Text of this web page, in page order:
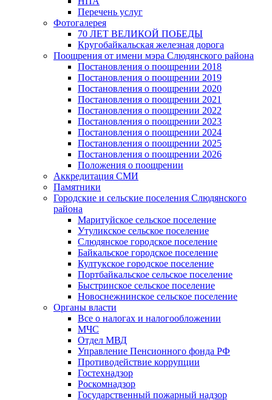
Перечень услуг
Фотогалерея
70 ЛЕТ ВЕЛИКОЙ ПОБЕДЫ
Кругобайкальская железная дорога
Поощрения от имени мэра Слюдянского района
Постановления о поощрении 2018
Постановления о поощрении 2019
Постановления о поощрении 2020
Постановления о поощрении 2021
Постановления о поощрении 2022
Постановления о поощрении 2023
Постановления о поощрении 2024
Постановления о поощрении 2025
Постановления о поощрении 2026
Положения о поощрении
Аккредитация СМИ
Памятники
Городские и сельские поселения Слюдянского
района
Маритуйское сельское поселение
Утуликское сельское поселение
Слюдянское городское поселение
Байкальское городское поселение
Култукское городское поселение
Портбайкальское сельское поселение
Быстринское сельское поселение
Новоснежнинское сельское поселение
Органы власти
Все о налогах и налогообложении
МЧС
Отдел МВД
Управление Пенсионного фонда РФ
Противодействие коррупции
Гостехнадзор
Роскомнадзор
Государственный пожарный надзор